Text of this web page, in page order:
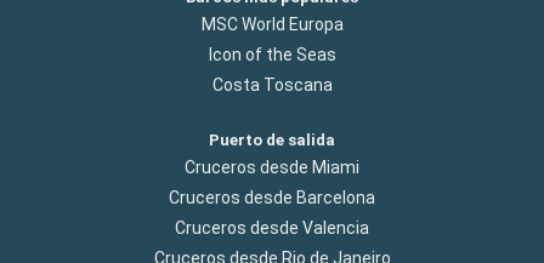
MSC World Europa
Icon of the Seas
Costa Toscana
Puerto de salida
Cruceros desde Miami
Cruceros desde Barcelona
Cruceros desde Valencia
Cruceros desde Rio de Janeiro